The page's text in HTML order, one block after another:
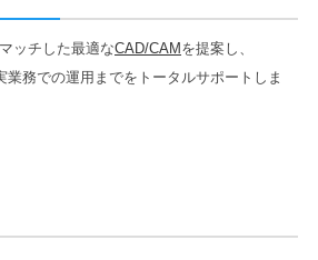
ッチした最適なCAD/CAMを提案し、
業務での運用までをトータルサポートしま